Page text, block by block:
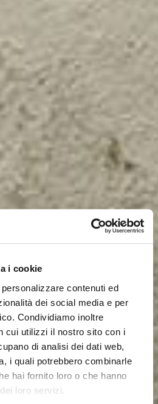
i cookie
contenuti ed
dei social media e per
Condividiamo inoltre
cui utilizzi il nostro sito con i
di analisi dei dati web,
i quali potrebbero combinarle
hai fornito loro o che hanno
loro servizi.